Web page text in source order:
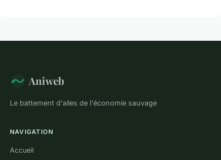
Aniweb
Le battement d'ailes de l'économie sauvage
NAVIGATION
Accueil